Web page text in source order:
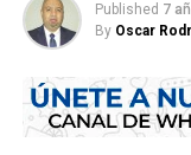
Published 7
By Oscar